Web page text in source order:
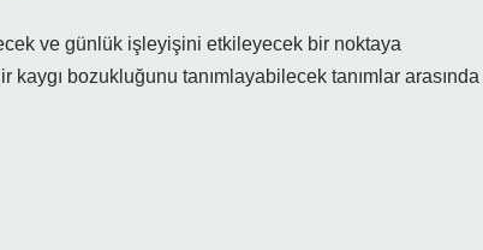
ve günlük işleyişini etkileyecek bir noktaya
kaygı bozukluğunu tanımlayabilecek tanımlar arasında